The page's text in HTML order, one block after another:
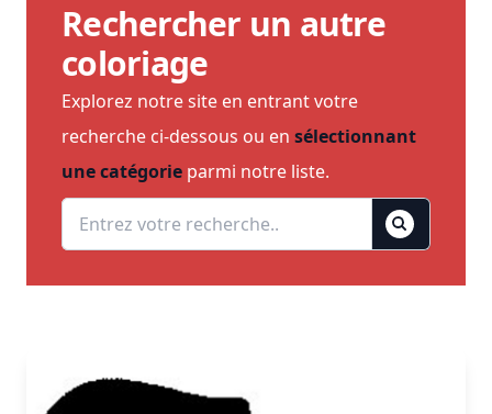
Rechercher un autre
coloriage
Explorez notre site en entrant votre
recherche ci-dessous ou en sélectionnant
une catégorie parmi notre liste.